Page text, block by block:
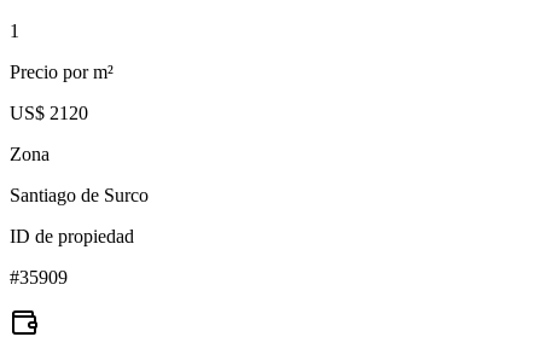
1
Precio por m²
US$ 2120
Zona
Santiago de Surco
ID de propiedad
#35909